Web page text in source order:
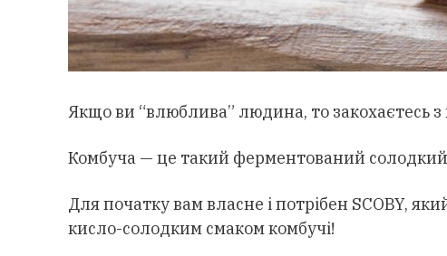
Якщо ви “влюблива” людина, то закохаєтесь з
Комбуча — це такий ферментований солодкий
Для початку вам власне і потрібен SCOBY,
кисло-солодким смаком комбучі!